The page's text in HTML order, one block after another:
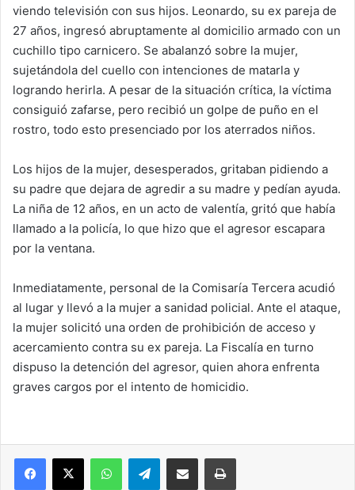
viendo televisión con sus hijos. Leonardo, su ex pareja de
27 años, ingresó abruptamente al domicilio armado con un
cuchillo tipo carnicero. Se abalanzó sobre la mujer,
sujetándola del cuello con intenciones de matarla y
logrando herirla. A pesar de la situación crítica, la víctima
consiguió zafarse, pero recibió un golpe de puño en el
rostro, todo esto presenciado por los aterrados niños.
Los hijos de la mujer, desesperados, gritaban pidiendo a
su padre que dejara de agredir a su madre y pedían ayuda.
La niña de 12 años, en un acto de valentía, gritó que había
llamado a la policía, lo que hizo que el agresor escapara
por la ventana.
Inmediatamente, personal de la Comisaría Tercera acudió
al lugar y llevó a la mujer a sanidad policial. Ante el ataque,
la mujer solicitó una orden de prohibición de acceso y
acercamiento contra su ex pareja. La Fiscalía en turno
dispuso la detención del agresor, quien ahora enfrenta
graves cargos por el intento de homicidio.
Facebook
X WhatsAppTelegramCompartir vía correo electrónicoImprimir